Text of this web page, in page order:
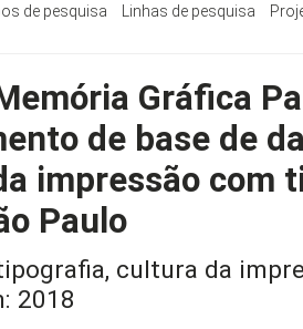
de pesquisa Linhas de pesquisa
Gráfica
de base de
impressão com
Paulo
cultura da
2018